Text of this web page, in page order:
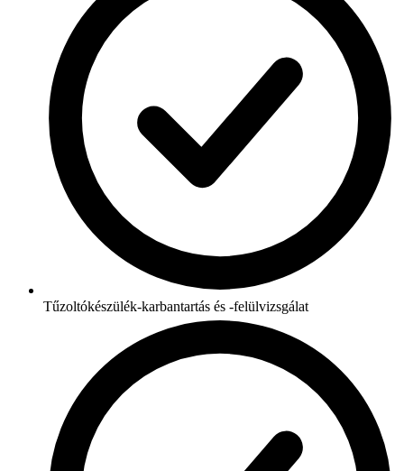
Tűzoltókészülék-karbantartás és -felülvizsgálat